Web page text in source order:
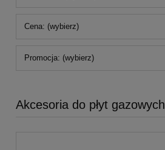
Cena: (wybierz)
Promocja: (wybierz)
Akcesoria do płyt gazowych